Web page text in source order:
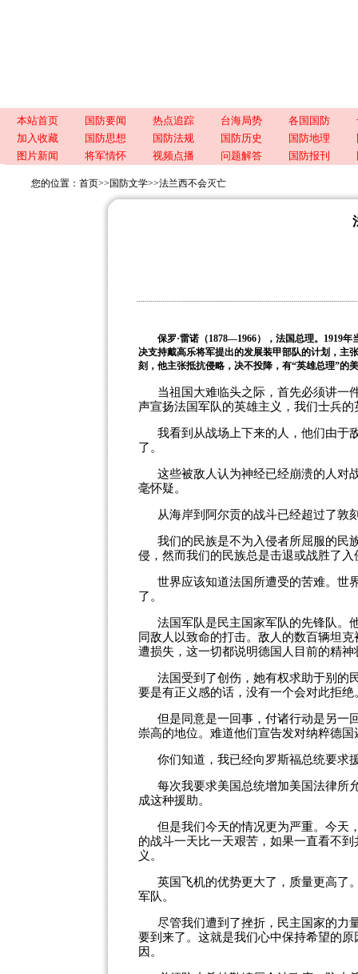
本站首页 国防要闻 热点追踪 台海局势 各国国防
加入收藏
国防思想 国防法规 国防历史 国防地理
图片新闻
将军情怀 视频点播 问题解答 国防报刊
您的位置： 首页>> 国防文学>>法兰西不会灭亡
保罗·雷诺（1878—1966），法国总理。 1919年
决支持戴高乐将军提出的发展装甲部队的计划，主
刻，他主张抵抗侵略，决不投降，有“英雄总理”的
当祖国大难临头之际，首先必须讲一
声宣扬法国军队的英雄主义，我们士兵
我看到从战场上下来的人，他们由于
了。
这些被敌人认为神经已经崩溃的人对
毫怀疑。
从海岸到阿尔贡的战斗已经超过了敦
我们的民族是不为入侵者所屈服的民
侵，然而我们的民族总是击退或战胜了入
世界应该知道法国所遭受的苦难。世
了。
法国军队是民主国家军队的先锋队。
同敌人以致命的打击。敌人的数百辆坦
遭损失，这一切都说明德国人目前的精
法国受到了创伤，她有权求助于别的
要是有正义感的话，没有一个会对此拒绝
但是同意是一回事，付诸行动是另一
崇高的地位。难道他们宣告发对纳粹德国
你们知道，我已经向罗斯福总统要求
每次我要求美国总统增加美国法律所
成这种援助。
但是我们今天的情况更为严重。今天
的战斗一天比一天艰苦，如果一直看不
义。
英国飞机的优势更大了，质量更高了
军队。
尽管我们遭到了挫折，民主国家的力
要到来了。这就是我们心中保持希望的
因。